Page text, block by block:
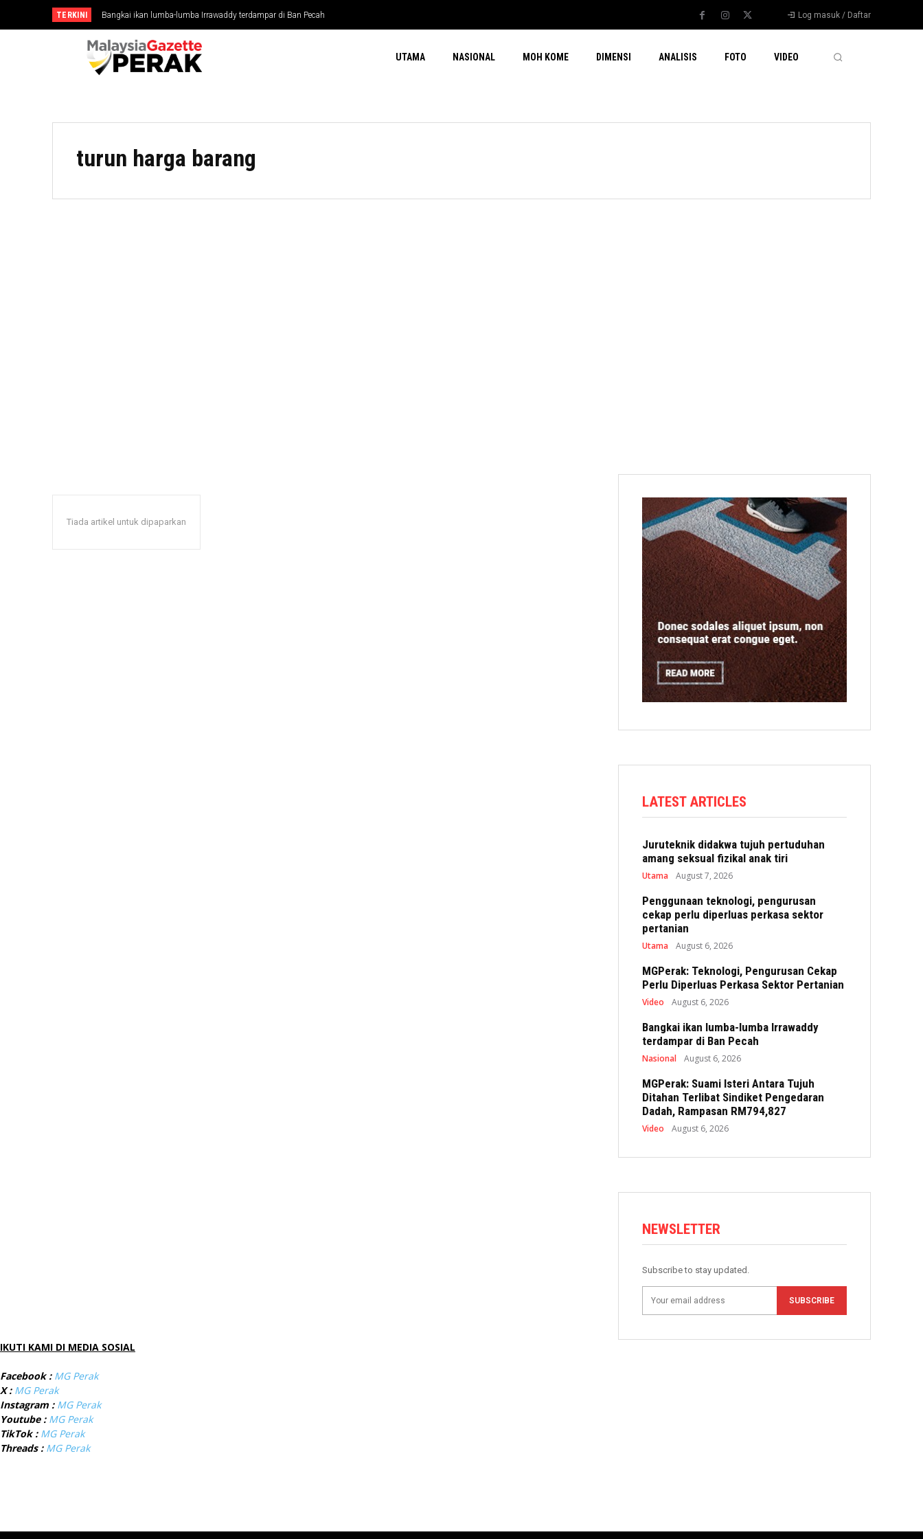
TERKINI Bangkai ikan lumba-lumba Irrawaddy terdampar di Ban Pecah Log masuk / Daftar
UTAMA NASIONAL MOH KOME DIMENSI ANALISIS FOTO VIDEO
turun harga barang
Tiada artikel untuk dipaparkan
LATEST ARTICLES
Juruteknik didakwa tujuh pertuduhan
amang seksual fizikal anak tiri
Utama August 7, 2026
Penggunaan teknologi, pengurusan
cekap perlu diperluas perkasa sektor
pertanian
Utama August 6, 2026
MGPerak: Teknologi, Pengurusan Cekap
Perlu Diperluas Perkasa Sektor Pertanian
Video August 6, 2026
Bangkai ikan lumba-lumba Irrawaddy
terdampar di Ban Pecah
Nasional August 6, 2026
MGPerak: Suami Isteri Antara Tujuh
Ditahan Terlibat Sindiket Pengedaran
Dadah, Rampasan RM794,827
Video August 6, 2026
NEWSLETTER
Subscribe to stay updated.
SUBSCRIBE
IKUTI KAMI DI MEDIA SOSIAL
Facebook : MG Perak
X : MG Perak
Instagram : MG Perak
Youtube : MG Perak
TikTok : MG Perak
Threads : MG Perak